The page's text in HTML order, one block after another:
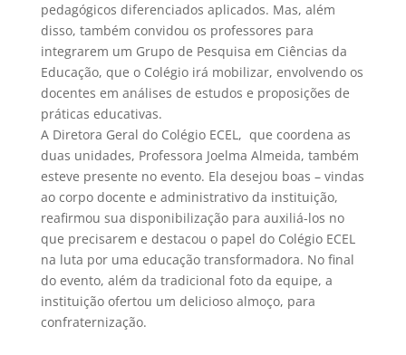
pedagógicos diferenciados aplicados. Mas, além
disso, também convidou os professores para
integrarem um Grupo de Pesquisa em Ciências da
Educação, que o Colégio irá mobilizar, envolvendo os
docentes em análises de estudos e proposições de
práticas educativas.
A Diretora Geral do Colégio ECEL, que coordena as
duas unidades, Professora Joelma Almeida, também
esteve presente no evento. Ela desejou boas – vindas
ao corpo docente e administrativo da instituição,
reafirmou sua disponibilização para auxiliá-los no
que precisarem e destacou o papel do Colégio ECEL
na luta por uma educação transformadora. No final
do evento, além da tradicional foto da equipe, a
instituição ofertou um delicioso almoço, para
confraternização.